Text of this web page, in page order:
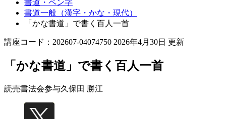
書道・ペン字
書道一般（漢字・かな・現代）
「かな書道」で書く百人一首
講座コード：202607-04074750 2026年4月30日 更新
「かな書道」で書く百人一首
読売書法会参与久保田 勝江